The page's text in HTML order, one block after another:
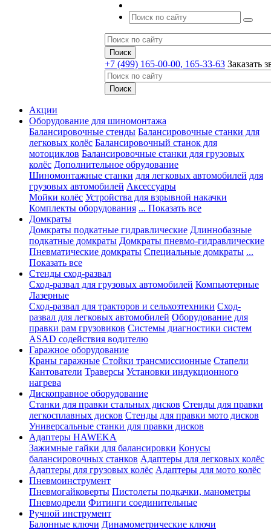
+7 (499) 165-00-00, 165-33-63 Заказать
Акции
Оборудование для шиномонтажа
Балансировочные стенды Балансировочные станки для
легковых колёс Балансировочный станок для
мотоциклов Балансировочные станки для грузовых
колёс Дополнительное обрудование
Шиномонтажные станки для легковых автомобилей для
грузовых автомобилей Аксессуары
Мойки колёс Устройства для взрывной накачки
Комплекты оборудования ... Показать все
Домкраты
Домкраты подкатные гидравлические Длиннобазные
подкатные домкраты Домкраты пневмо-гидравлические
Пневматические домкраты Специальные домкраты ...
Показать все
Стенды сход-развал
Сход-развал для грузовых автомобилей Компьютерные
Лазерные
Сход-развал для тракторов и сельхозтехники Сход-
развал для легковых автомобилей Оборудование для
правки рам грузовиков Системы диагностики систем
ASAD содействия водителю
Гаражное оборудование
Краны гаражные Стойки трансмиссионные Стапели
Кантователи Траверсы Установки индукционного
нагрева
Дископравное оборудование
Станки для правки стальных дисков Стенды для правки
легкосплавных дисков Стенды для правки мото дисков
Универсальные станки для правки дисков
Адаптеры HAWEKA
Зажимные гайки для балансировки Конусы
балансировочных станков Адаптеры для легковых колёс
Адаптеры для грузовых колёс Адаптеры для мото колёс
Пневмоинструмент
Пневмогайковерты Пистолеты подкачки, манометры
Пневмодрели Фитинги соединительные
Ручной инструмент
Балонные ключи Динамометрические ключи